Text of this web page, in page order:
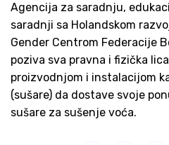
Agencija za saradnju,
saradnji sa Holandskom
Gender Centrom Federacije
poziva sva pravna i fizička
proizvodnjom i instalacijom
(sušare) da dostave svoje
sušare za sušenje voća.